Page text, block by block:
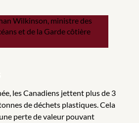
Wilkinson, ministre des
et de la Garde côtière
les Canadiens jettent plus de 3
de déchets plastiques. Cela
perte de valeur pouvant